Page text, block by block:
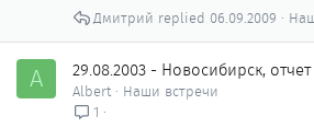
06.09.2009
Дмитрий
A 29.08.2003 - Новосибирск,
Albert
Наши встречи
1